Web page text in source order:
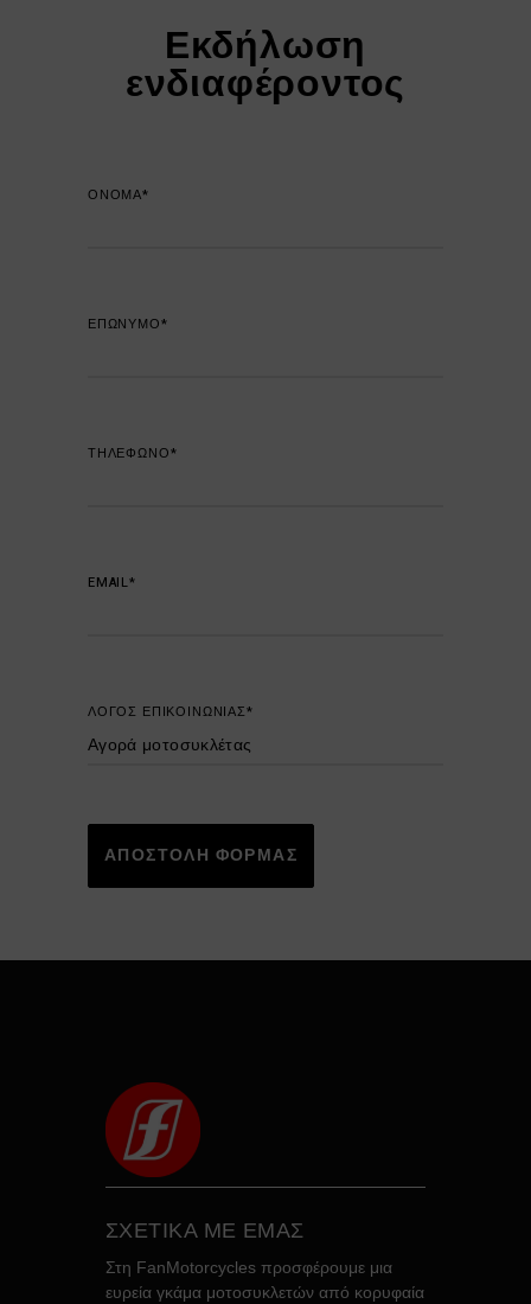
Εκδήλωση
ενδιαφέροντος
ΟΝΟΜΑ*
ΕΠΩΝΥΜΟ*
ΤΗΛΕΦΩΝΟ*
EMAIL*
ΛΟΓΟΣ ΕΠΙΚΟΙΝΩΝΙΑΣ*
ΑΠΟΣΤΟΛΗ ΦΟΡΜΑΣ
ΣΧΕΤΙΚΑ ΜΕ ΕΜΑΣ
Στη FanMotorcycles προσφέρουμε μια
ευρεία γκάμα μοτοσυκλετών από κορυφαία